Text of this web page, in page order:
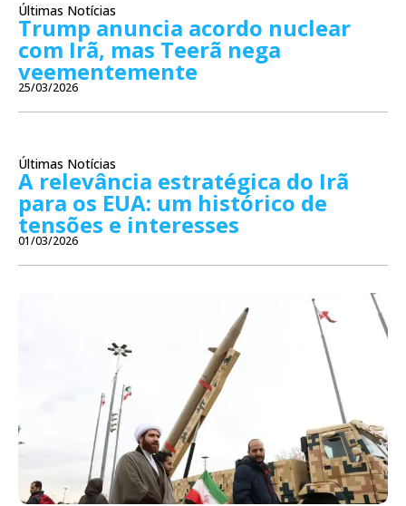
Últimas Notícias
Trump anuncia acordo nuclear
com Irã, mas Teerã nega
veementemente
25/03/2026
Últimas Notícias
A relevância estratégica do Irã
para os EUA: um histórico de
tensões e interesses
01/03/2026